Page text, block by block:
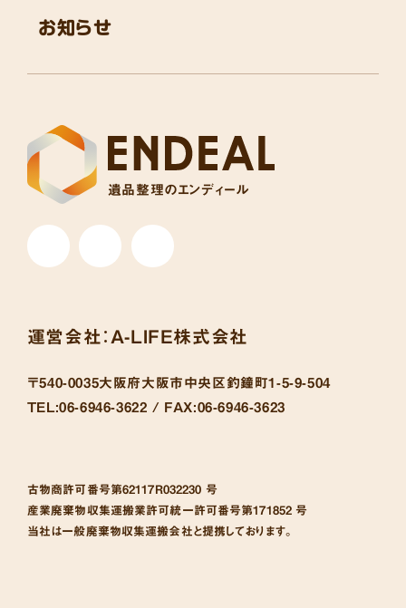
遺品整理のエンディール
お知らせ
運営会社： A-LIFE株式会社
〒540-0035大阪府大阪市中央区釣鐘町1-5-9-504
TEL:06-6946-3622 / FAX:06-6946-3623
古物商許可番号第62117R032230 号
産業廃棄物収集運搬業許可統一許可番号第171852 号
当社は一般廃棄物収集運搬会社と提携しております。